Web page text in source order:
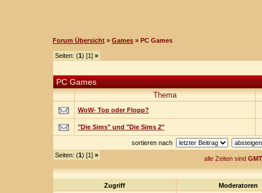
Forum Übersicht » Games » PC Games
Seiten: (1) [1] »
PC Games
Thema
WoW- Top oder Flopp?
"Die Sims" und "Die Sims 2"
sortieren nach
Seiten: (1) [1] » alle Zeiten sind
Zugriff
Moderatoren